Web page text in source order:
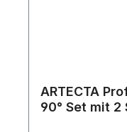
ARTECTA
90° Set mit 2